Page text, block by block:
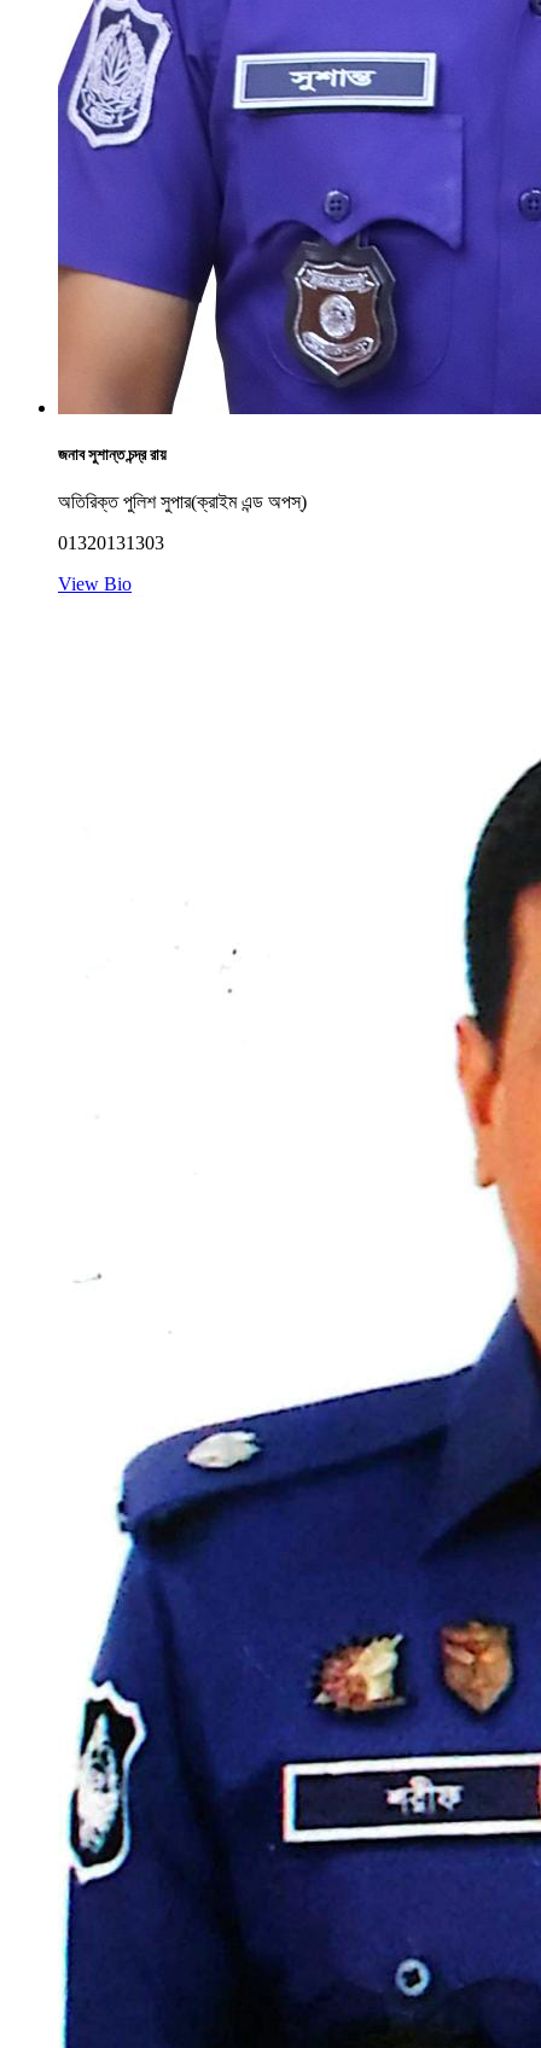
জনাব সুশান্ত চন্দ্র রায়
অতিরিক্ত পুলিশ সুপার(ক্রাইম এন্ড অপস্)
01320131303
View Bio